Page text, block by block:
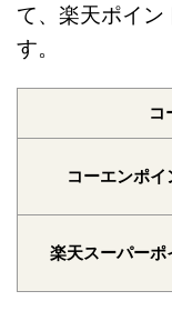
て、楽天ポイン
す。
コ
コーエンポイ
楽天スーパーポ